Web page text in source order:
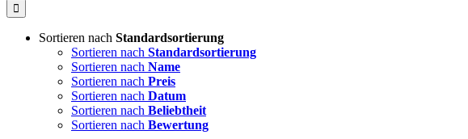
Sortieren nach Standardsortierung
Sortieren nach Standardsortierung
Sortieren nach Name
Sortieren nach Preis
Sortieren nach Datum
Sortieren nach Beliebtheit
Sortieren nach Bewertung